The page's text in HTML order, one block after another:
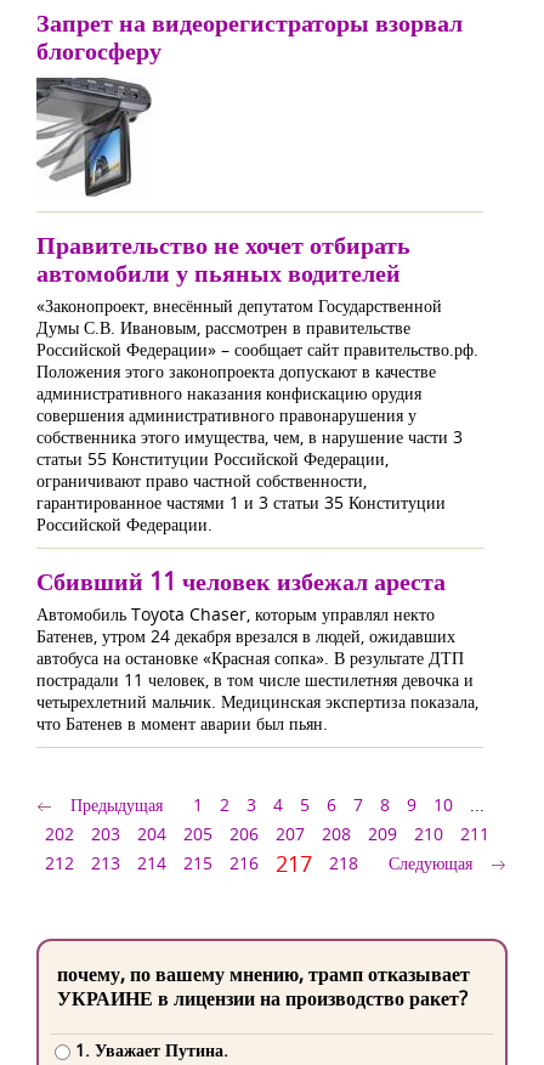
Запрет на видеорегистраторы взорвал
блогосферу
Правительство не хочет отбирать
автомобили у пьяных водителей
«Законопроект, внесённый депутатом Государственной
Думы С.В. Ивановым, рассмотрен в правительстве
Российской Федерации» – сообщает сайт правительство.рф.
Положения этого законопроекта допускают в качестве
административного наказания конфискацию орудия
совершения административного правонарушения у
собственника этого имущества, чем, в нарушение части 3
статьи 55 Конституции Российской Федерации,
ограничивают право частной собственности,
гарантированное частями 1 и 3 статьи 35 Конституции
Российской Федерации.
Сбивший 11 человек избежал ареста
Автомобиль Toyota Chaser, которым управлял некто
Батенев, утром 24 декабря врезался в людей, ожидавших
автобуса на остановке «Красная сопка». В результате ДТП
пострадали 11 человек, в том числе шестилетняя девочка и
четырехлетний мальчик. Медицинская экспертиза показала,
что Батенев в момент аварии был пьян.
Предыдущая 1 2 3 4 5 6 7 8 9 10
...
202
203 204 205 206 207 208 209 210
211
212
213 214 215 216 217 218 Следующая
почему, по вашему мнению, трамп отказывает
УКРАИНЕ в лицензии на производство ракет?
1. Уважает Путина.